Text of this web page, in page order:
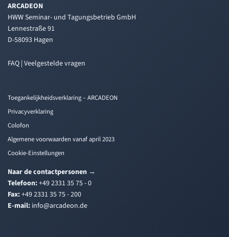
ARCADEON
HWW Seminar- und Tagungsbetrieb GmbH
Lennestraße 91
D-58093 Hagen
FAQ | Veelgestelde vragen
Toegankelijkheidsverklaring – ARCADEON
Privacyverklaring
Colofon
Algemene voorwaarden vanaf april 2023
Cookie-Einstellungen
Naar de contactpersonen →
Telefoon:+49 2331 35 75 - 0
Fax:+49 2331 35 75 - 200
E-mail:
ed.no
edacr
a@ofn
i